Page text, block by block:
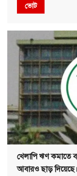
ভোট
খেলাপি ঋণ কমাতে
আবারও ছাড়